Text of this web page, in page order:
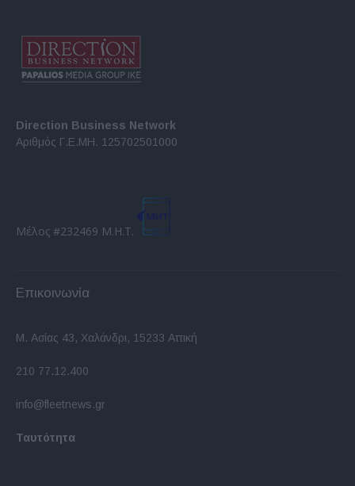
Direction Business Network
Αριθμός Γ.Ε.ΜΗ. 125702501000
Μέλος #232469 Μ.Η.Τ.
Επικοινωνία
Μ. Ασίας 43, Χαλάνδρι, 15233 Αττική
210 77.12.400
info@fleetnews.gr
Ταυτότητα